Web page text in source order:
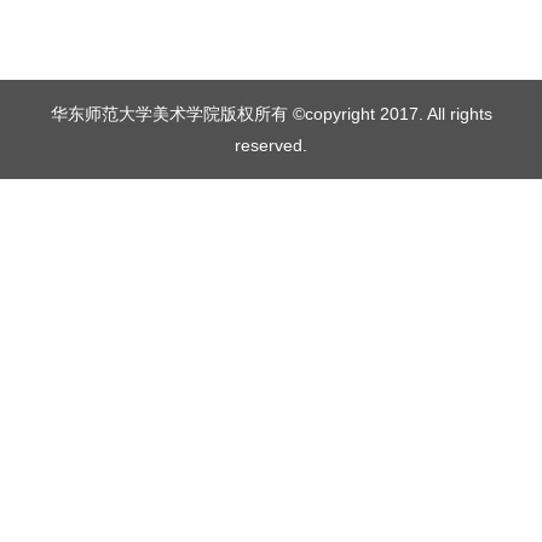
华东师范大学美术学院版权所有 ©copyright 2017. All rights
reserved.